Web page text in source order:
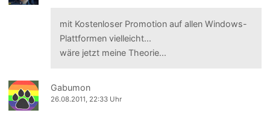
mit Kostenloser Promotion auf allen Windows-
Plattformen vielleicht...
wäre jetzt meine Theorie...
Gabumon
26.08.2011, 22:33 Uhr